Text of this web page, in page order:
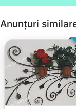
Anunțuri